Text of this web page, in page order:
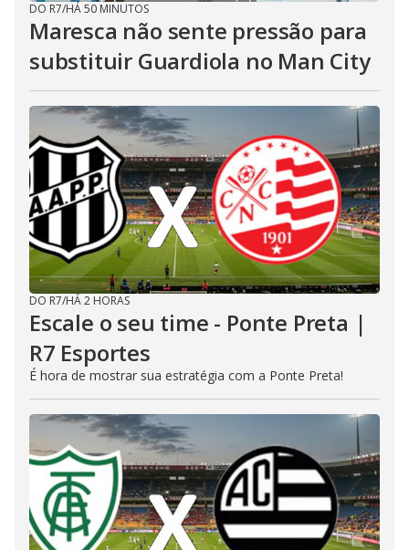
DO R7/HÁ 50 MINUTOS
Maresca não sente pressão para
substituir Guardiola no Man City
DO R7/HÁ 2 HORAS
Escale o seu time - Ponte Preta |
R7 Esportes
É hora de mostrar sua estratégia com a Ponte Preta!